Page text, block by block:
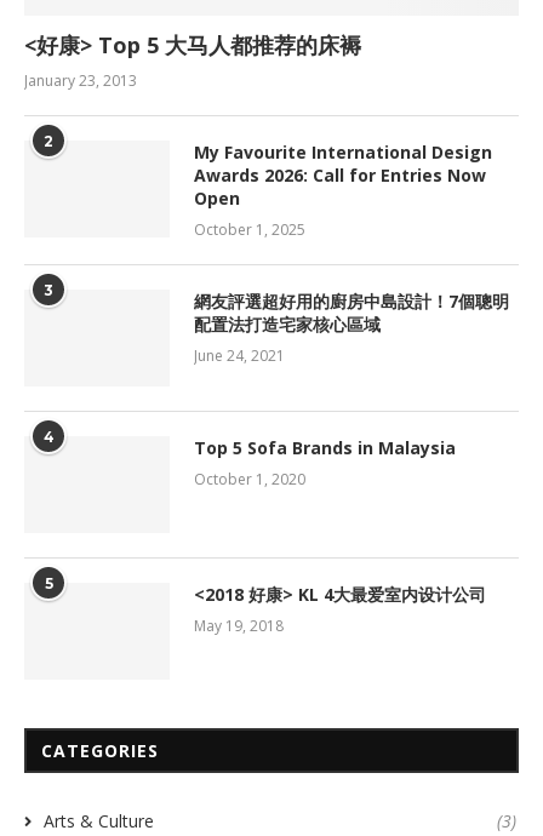
<好康> Top 5 大马人都推荐的床褥
January 23, 2013
2
My Favourite International Design
Awards 2026: Call for Entries Now
Open
October 1, 2025
3
網友評選超好用的廚房中島設計！7個聰明
配置法打造宅家核心區域
June 24, 2021
4 Top 5 Sofa Brands in Malaysia
October 1, 2020
5 <2018 好康> KL 4大最爱室内设计公司
May 19, 2018
CATEGORIES
Arts & Culture (3)